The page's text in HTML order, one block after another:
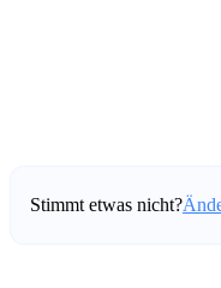
Stimmt etwas nicht?